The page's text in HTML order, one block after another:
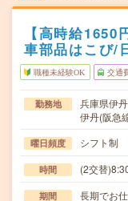
【高時給1650
車部品はこび/
職種未経験OK 交通
勤務地
兵庫県伊
伊丹(阪急
曜日頻度 シフト制
時間 (2交替
期間 長期でお